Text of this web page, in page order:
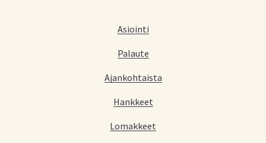
Asiointi
Palaute
Ajankohtaista
Hankkeet
Lomakkeet